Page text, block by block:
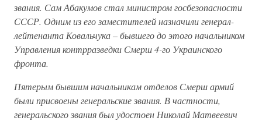
звания. Сам Абакумов стал министром госбезопасности
СССР. Одним из его заместителей назначили генерал-
лейтенанта Ковальчука – бывшего до этого начальником
Управления контрразведки Смерш 4-го Украинского
фронта.
Пятерым бывшим начальникам отделов Смерш армий
были присвоены генеральские звания. В частности,
генеральского звания был удостоен Николай Матвеевич